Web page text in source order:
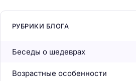
РУБРИКИ БЛОГА
Беседы о шедеврах
Возрастные особенности